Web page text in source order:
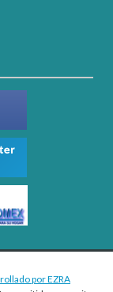
por EZRA